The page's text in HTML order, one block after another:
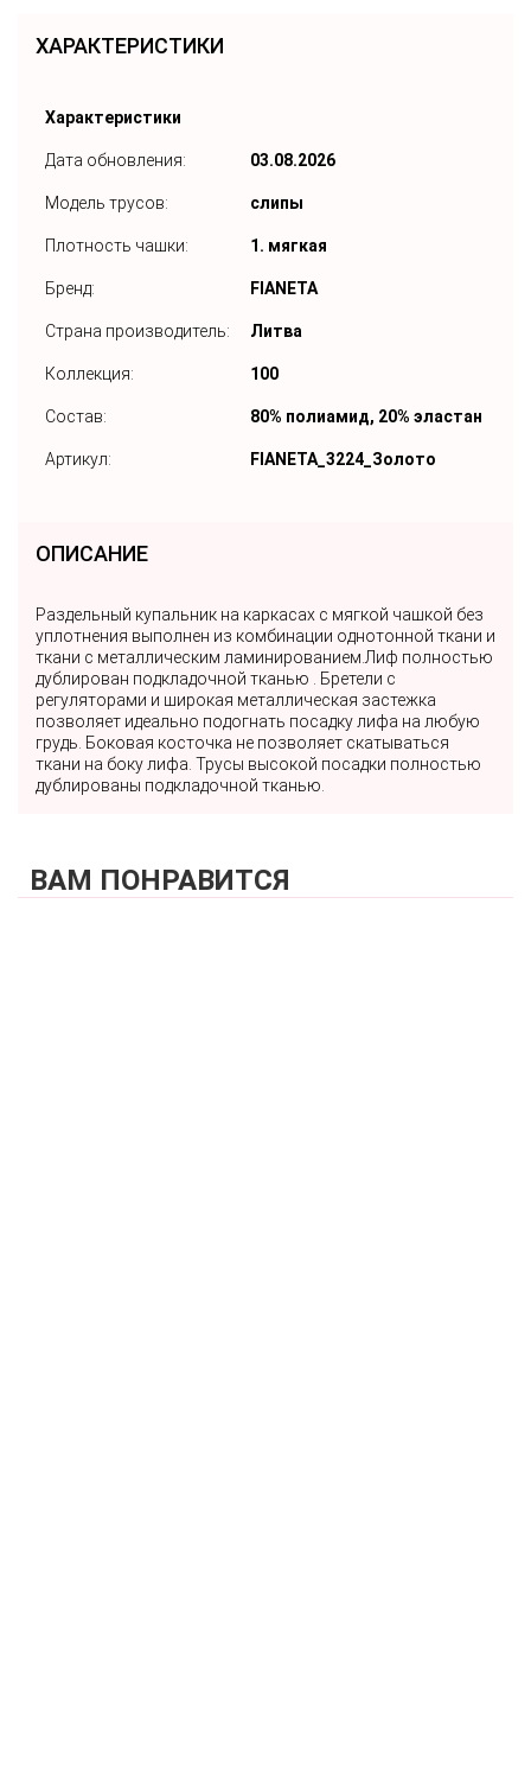
ХАРАКТЕРИСТИКИ
Характеристики
Дата обновления: 03.08.2026
Модель трусов: слипы
Плотность чашки: 1. мягкая
Бренд: FIANETA
Страна производитель: Литва
Коллекция: 100
Состав: 80% полиамид, 20% эластан
Артикул: FIANETA_3224_Золото
ОПИСАНИЕ
Раздельный купальник на каркасах с мягкой чашкой без
уплотнения выполнен из комбинации однотонной ткани и
ткани с металлическим ламинированием.Лиф полностью
дублирован подкладочной тканью . Бретели с
регуляторами и широкая металлическая застежка
позволяет идеально подогнать посадку лифа на любую
грудь. Боковая косточка не позволяет скатываться
ткани на боку лифа. Трусы высокой посадки полностью
дублированы подкладочной тканью.
ВАМ ПОНРАВИТСЯ